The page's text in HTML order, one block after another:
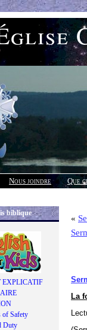
Nous joindre Que
biblique
EXPLICATIF
of Safety
Duty
«
La